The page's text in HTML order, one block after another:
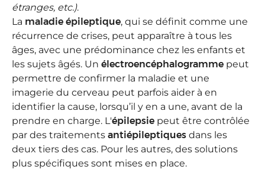
étranges, etc.).
La maladie épileptique, qui se définit comme une
récurrence de crises, peut apparaître à tous les
âges, avec une prédominance chez les enfants et
les sujets âgés. Un électroencéphalogramme peut
permettre de confirmer la maladie et une
imagerie du cerveau peut parfois aider à en
identifier la cause, lorsqu’il y en a une, avant de la
prendre en charge. L'épilepsie peut être contrôlée
par des traitements antiépileptiques dans les
deux tiers des cas. Pour les autres, des solutions
plus spécifiques sont mises en place.